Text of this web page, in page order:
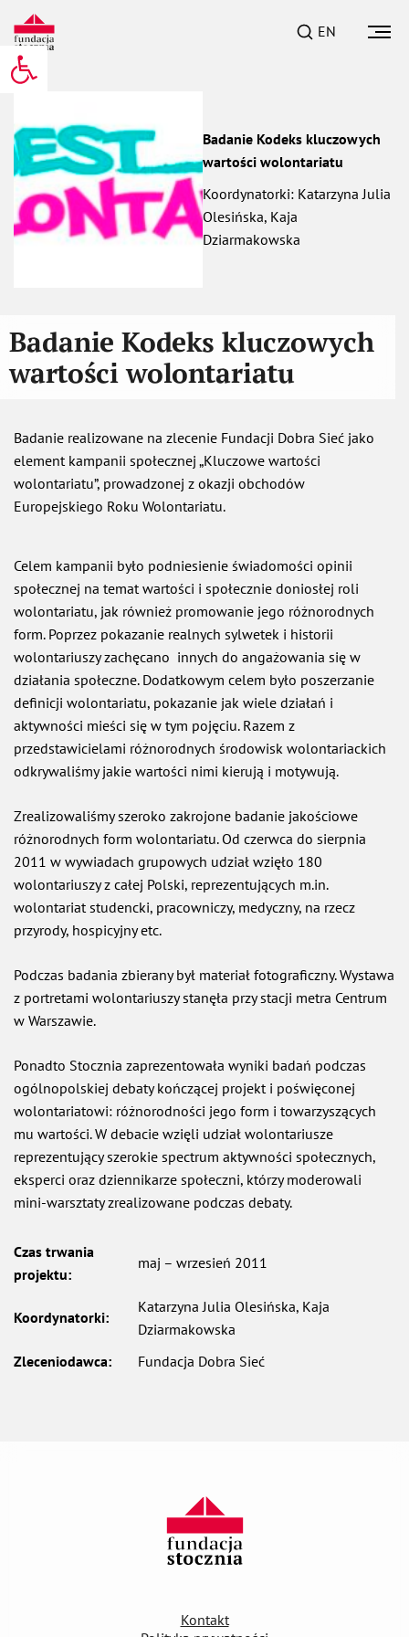
Otwórz pasek narzędzi
EN
Badanie Kodeks kluczowych
wartości wolontariatu
Koordynatorki: Katarzyna Julia
Olesińska, Kaja
Dziarmakowska
Badanie Kodeks kluczowych
wartości wolontariatu
Badanie realizowane na zlecenie Fundacji Dobra Sieć jako
element kampanii społecznej „Kluczowe wartości
wolontariatu”, prowadzonej z okazji obchodów
Europejskiego Roku Wolontariatu.
Celem kampanii było podniesienie świadomości opinii
społecznej na temat wartości i społecznie doniosłej roli
wolontariatu, jak również promowanie jego różnorodnych
form. Poprzez pokazanie realnych sylwetek i historii
wolontariuszy zachęcano innych do angażowania się w
działania społeczne. Dodatkowym celem było poszerzanie
definicji wolontariatu, pokazanie jak wiele działań i
aktywności mieści się w tym pojęciu. Razem z
przedstawicielami różnorodnych środowisk wolontariackich
odkrywaliśmy jakie wartości nimi kierują i motywują.
Zrealizowaliśmy szeroko zakrojone badanie jakościowe
różnorodnych form wolontariatu. Od czerwca do sierpnia
2011 w wywiadach grupowych udział wzięło 180
wolontariuszy z całej Polski, reprezentujących m.in.
wolontariat studencki, pracowniczy, medyczny, na rzecz
przyrody, hospicyjny etc.
Podczas badania zbierany był materiał fotograficzny. Wystawa
z portretami wolontariuszy stanęła przy stacji metra Centrum
w Warszawie.
Ponadto Stocznia zaprezentowała wyniki badań podczas
ogólnopolskiej debaty kończącej projekt i poświęconej
wolontariatowi: różnorodności jego form i towarzyszących
mu wartości. W debacie wzięli udział wolontariusze
reprezentujący szerokie spectrum aktywności społecznych,
eksperci oraz dziennikarze społeczni, którzy moderowali
mini-warsztaty zrealizowane podczas debaty.
Czas trwania
projektu:
maj – wrzesień 2011
Koordynatorki:
Katarzyna Julia Olesińska, Kaja
Dziarmakowska
Zleceniodawca:
Fundacja Dobra Sieć
Kontakt